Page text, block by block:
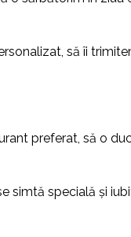
să îi
preferat, să o
simtă specială și